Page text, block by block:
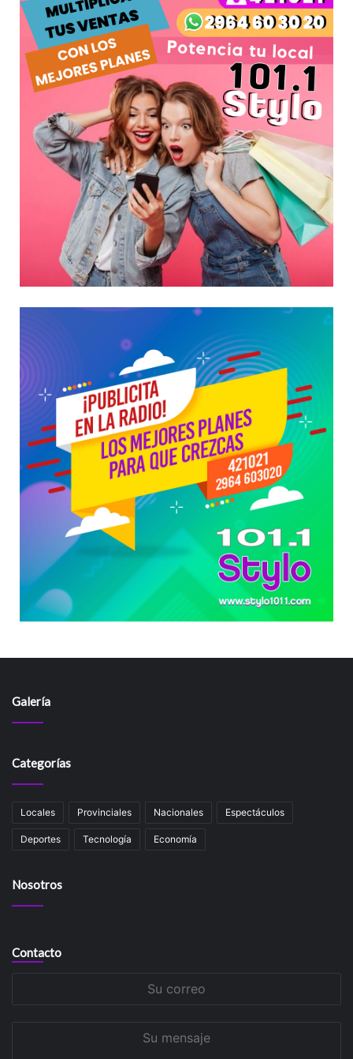
Galería
Categorías
Locales Provinciales Nacionales Espectáculos
Deportes Tecnología Economía
Nosotros
Contacto